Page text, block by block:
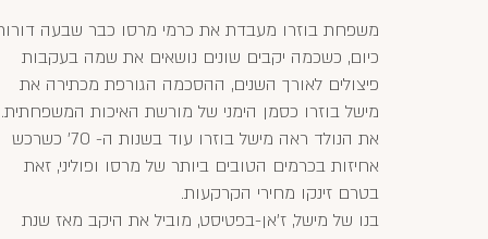
משפחת בוזרו מעבדת את כרמי מרסו כבר שבעה
כיום, כשכמה יקבים שונים נושאים את שמה בעקבות
פיצולים לאורך השנים, ההסכמה הגורפת מכתירה את
מישל בוזרו כסמן הימני של מורשת האיכות המשפחתית.
את הנולד ראה מישל בוזרו עוד בשנות ה- 70' כשרכש
אחיזות בכרמים הטובים ביותר של מרסו ופוליני, זאת
בטרם זינקו מחירי הקרקעות.
בנו של מישל, ז'אן-בפטיסט, מוביל את היקב מאז שנת